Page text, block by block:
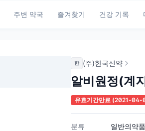
주변 약국 즐겨찾기 건강 기록
한 (주)한국신약
알비원정(계
유효기간만료 (2021-04-
분류
일반의약품